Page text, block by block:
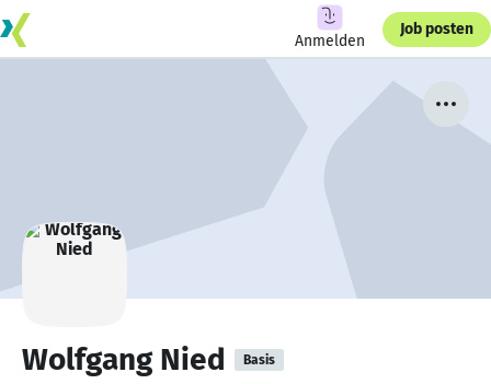
Anmelden
Job posten
Wolfgang Nied Basis